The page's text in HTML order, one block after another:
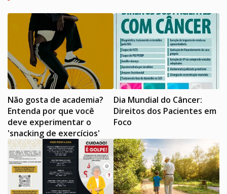
Não gosta de academia?
Entenda por que você
deve experimentar o
'snacking de exercícios'
Dia Mundial do Câncer:
Direitos dos Pacientes em
Foco